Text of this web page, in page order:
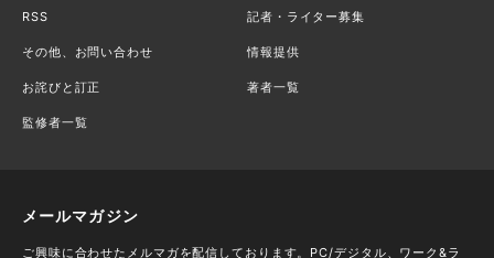
RSS 記者・ライター募集
その他、お問い合わせ 情報提供
お詫びと訂正 著者一覧
監修者一覧
メールマガジン
ご興味に合わせたメルマガを配信しております。PC/デジタル、ワーク&ラ